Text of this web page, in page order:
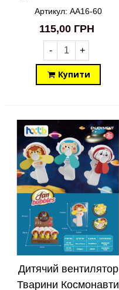
Єдиноріжка Unicorn
AA16-60
Артикул: AA16-60
115,00 ГРН
- +
Купити
Дитячий вентилятор
Тварини Космонавти